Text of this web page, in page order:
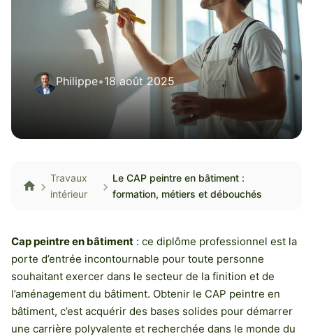
Philippe•18 août 2025
Travaux
intérieur
Le CAP peintre en bâtiment :
formation, métiers et débouchés
Cap peintre en bâtiment : ce diplôme professionnel est la
porte d’entrée incontournable pour toute personne
souhaitant exercer dans le secteur de la finition et de
l’aménagement du bâtiment. Obtenir le CAP peintre en
bâtiment, c’est acquérir des bases solides pour démarrer
une carrière polyvalente et recherchée dans le monde du